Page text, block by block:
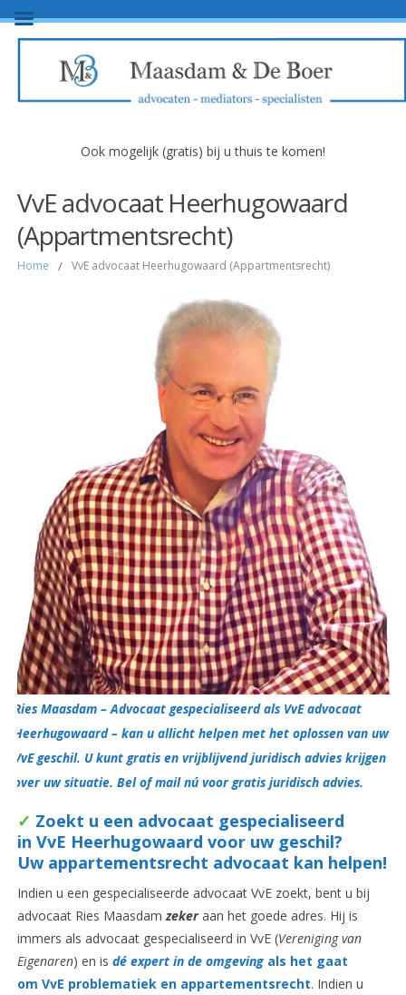
Ook mogelijk (gratis) bij u thuis te komen!
VvE advocaat Heerhugowaard
(Appartmentsrecht)
Home / VvE advocaat Heerhugowaard (Appartmentsrecht)
Ries Maasdam – Advocaat gespecialiseerd als VvE advocaat
Heerhugowaard – kan u allicht helpen met het oplossen van uw
VvE geschil. U kunt gratis en vrijblijvend juridisch advies krijgen
over uw situatie. Bel of mail nú voor gratis juridisch advies.
✓ Zoekt u een advocaat gespecialiseerd
in VvE Heerhugowaard voor uw geschil?
Uw appartementsrecht advocaat kan helpen!
Indien u een gespecialiseerde advocaat VvE zoekt, bent u bij
advocaat Ries Maasdamzeker aan het goede adres. Hij is
immers als advocaat gespecialiseerd in VvE (Vereniging van
Eigenaren) en is dé expert in de omgevingals het gaat
om VvE problematiek en appartementsrecht. Indien u